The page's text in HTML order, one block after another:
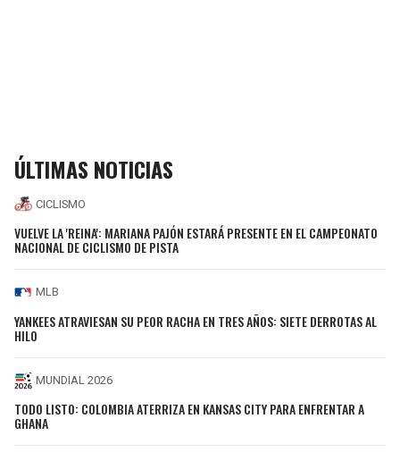
ÚLTIMAS NOTICIAS
CICLISMO
VUELVE LA 'REINA': MARIANA PAJÓN ESTARÁ PRESENTE EN EL CAMPEONATO
NACIONAL DE CICLISMO DE PISTA
MLB
YANKEES ATRAVIESAN SU PEOR RACHA EN TRES AÑOS: SIETE DERROTAS AL
HILO
MUNDIAL 2026
TODO LISTO: COLOMBIA ATERRIZA EN KANSAS CITY PARA ENFRENTAR A
GHANA